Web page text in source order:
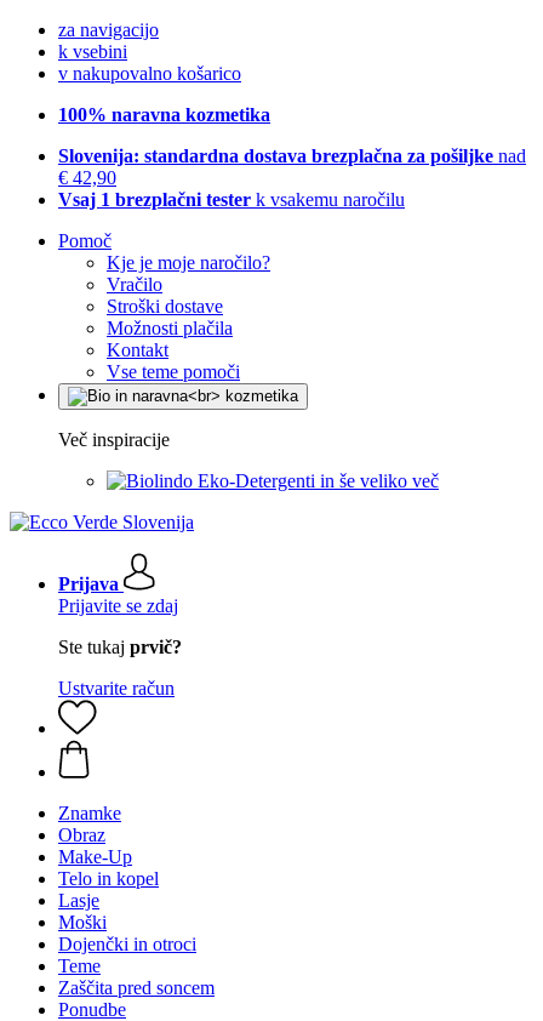
za navigacijo
k vsebini
v nakupovalno košarico
100% naravna kozmetika
Slovenija: standardna dostava brezplačna za pošiljke nad
€ 42,90
Vsaj 1 brezplačni tester k vsakemu naročilu
Pomoč
Kje je moje naročilo?
Vračilo
Stroški dostave
Možnosti plačila
Kontakt
Vse teme pomoči
Več inspiracije
Eko-Detergenti in še veliko več
Prijava
Prijavite se zdaj
Ste tukaj prvič?
Ustvarite račun
Znamke
Obraz
Make-Up
Telo in kopel
Lasje
Moški
Dojenčki in otroci
Teme
Zaščita pred soncem
Ponudbe